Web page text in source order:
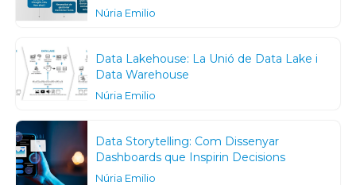
Núria Emilio
Data Lakehouse: La Unió de Data Lake i
Data Warehouse
Núria Emilio
Data Storytelling: Com Dissenyar
Dashboards que Inspirin Decisions
Núria Emilio